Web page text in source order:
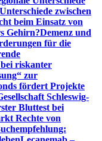
zwischen
beim Einsatz von
Gehirn?Demenz und
für die
riskanter
zur
fördert Projekte
Schleswig-
Bluttest bei
Rechte von